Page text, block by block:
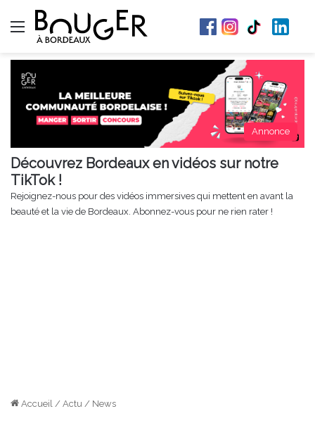
Menu
Annonce
Découvrez Bordeaux en vidéos sur notre
TikTok !
Rejoignez-nous pour des vidéos immersives qui mettent en avant la
beauté et la vie de Bordeaux. Abonnez-vous pour ne rien rater !
Accueil / Actu / News